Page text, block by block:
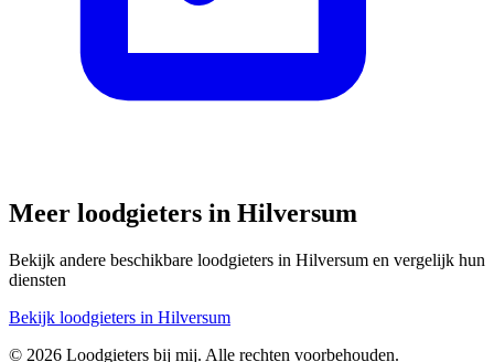
Meer loodgieters in Hilversum
Bekijk andere beschikbare loodgieters in Hilversum en vergelijk hun
diensten
Bekijk loodgieters in Hilversum
© 2026 Loodgieters bij mij. Alle rechten voorbehouden.